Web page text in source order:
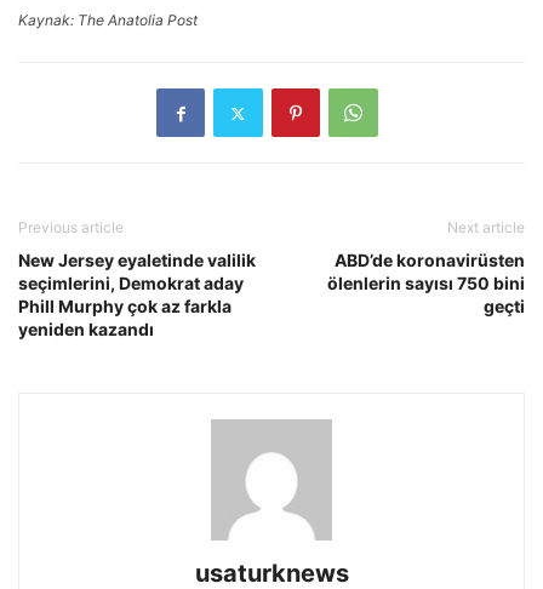
Kaynak: The Anatolia Post
Previous article
New Jersey eyaletinde valilik
seçimlerini, Demokrat aday
Phill Murphy çok az farkla
yeniden kazandı
Next article
ABD’de koronavirüsten
ölenlerin sayısı 750 bini
geçti
usaturknews